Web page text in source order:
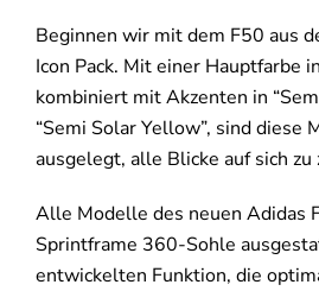
Beginnen wir mit dem F50 aus
Icon Pack. Mit einer Hauptfarbe
kombiniert mit Akzenten in
“Semi Solar Yellow”, sind diese
ausgelegt, alle Blicke auf sich zu
Alle Modelle des neuen Adidas
Sprintframe 360-Sohle
entwickelten Funktion, die